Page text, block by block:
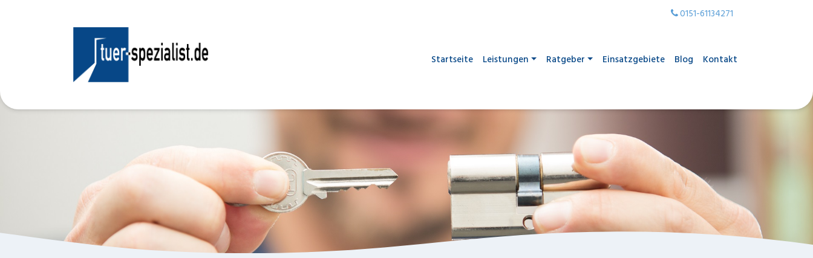
0151-61134271
Startseite Leistungen Ratgeber Einsatzgebiete Blog Kontakt